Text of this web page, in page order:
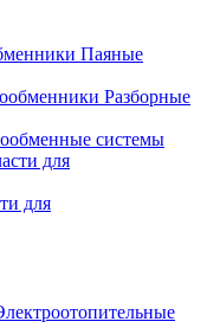
Паяные
Разборные
системы
для